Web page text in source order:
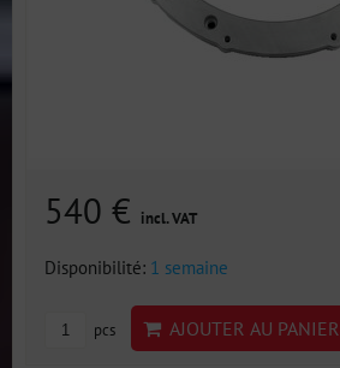
540 € incl. VAT
Disponibilité: 1 semaine
pcs AJOUTER AU PANIER